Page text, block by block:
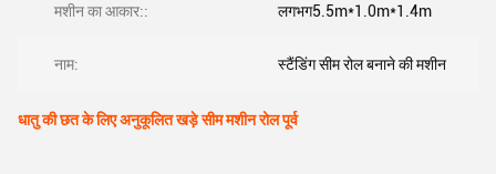
मशीन का आकार:: लगभग5.5m*1.0m*1.4m
नाम: स्टैंडिंग सीम रोल बनाने की मशीन
धातु की छत के लिए अनुकूलित खड़े सीम मशीन रोल पूर्व